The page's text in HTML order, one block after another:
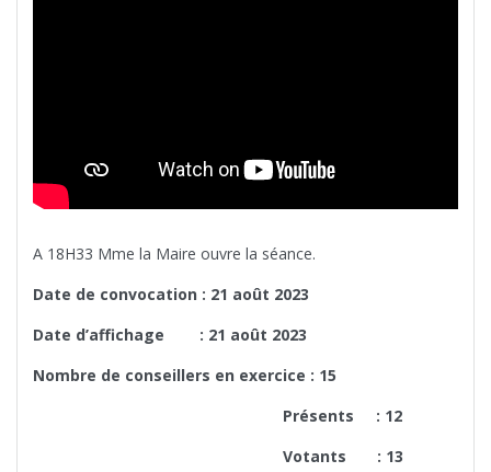
A 18H33 Mme la Maire ouvre la séance.
Date de convocation : 21 août 2023
Date d’affichage : 21 août 2023
Nombre de conseillers en exercice : 15
Présents : 12
Votants : 13